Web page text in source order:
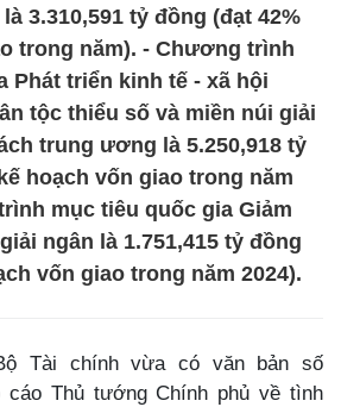
3.310,591 tỷ đồng (đạt 42%
trong năm). - Chương trình
Phát triển kinh tế - xã hội
tộc thiểu số và miền núi giải
trung ương là 5.250,918 tỷ
hoạch vốn giao trong năm
mục tiêu quốc gia Giảm
ngân là 1.751,415 tỷ đồng
vốn giao trong năm 2024).
Tài chính vừa có văn bản số
cáo Thủ tướng Chính phủ về tình